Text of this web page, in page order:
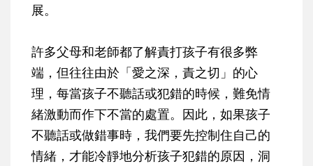
展。
許多父母和老師都了解責打孩子有很多弊
端，但往往由於「愛之深，責之切」的心
理，每當孩子不聽話或犯錯的時候，難免情
緒激動而作下不當的處置。因此，如果孩子
不聽話或做錯事時，我們要先控制住自己的
情緒，才能冷靜地分析孩子犯錯的原因，洞